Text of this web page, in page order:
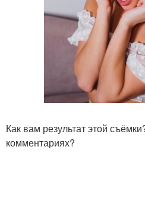
Как вам результат этой
комментариях?